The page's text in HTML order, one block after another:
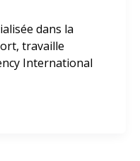
dans la
travaille
International